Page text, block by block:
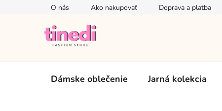
O nás Ako nakupovať Doprava a platba
Dámske oblečenie Jarná kolekcia